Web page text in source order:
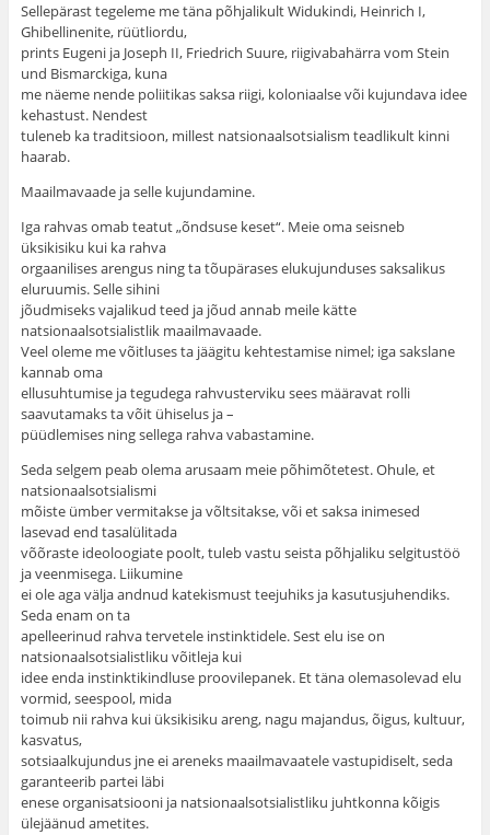
Sellepärast tegeleme me täna põhjalikult Widukindi, Heinrich I,
Ghibellinenite, rüütliordu,
prints Eugeni ja Joseph II, Friedrich Suure, riigivabahärra vom Stein
und Bismarckiga, kuna
me näeme nende poliitikas saksa riigi, koloniaalse või kujundava idee
kehastust. Nendest
tuleneb ka traditsioon, millest natsionaalsotsialism teadlikult kinni
haarab.
Maailmavaade ja selle kujundamine.
Iga rahvas omab teatut „õndsuse keset“. Meie oma seisneb
üksikisiku kui ka rahva
orgaanilises arengus ning ta tõupärases elukujunduses saksalikus
eluruumis. Selle sihini
jõudmiseks vajalikud teed ja jõud annab meile kätte
natsionaalsotsialistlik maailmavaade.
Veel oleme me võitluses ta jäägitu kehtestamise nimel; iga sakslane
kannab oma
ellusuhtumise ja tegudega rahvusterviku sees määravat rolli
saavutamaks ta võit ühiselus ja –
püüdlemises ning sellega rahva vabastamine.
Seda selgem peab olema arusaam meie põhimõtetest. Ohule, et
natsionaalsotsialismi
mõiste ümber vermitakse ja võltsitakse, või et saksa inimesed
lasevad end tasalülitada
võõraste ideoloogiate poolt, tuleb vastu seista põhjaliku selgitustöö
ja veenmisega. Liikumine
ei ole aga välja andnud katekismust teejuhiks ja kasutusjuhendiks.
Seda enam on ta
apelleerinud rahva tervetele instinktidele. Sest elu ise on
natsionaalsotsialistliku võitleja kui
idee enda instinktikindluse proovilepanek. Et täna olemasolevad elu
vormid, seespool, mida
toimub nii rahva kui üksikisiku areng, nagu majandus, õigus, kultuur,
kasvatus,
sotsiaalkujundus jne ei areneks maailmavaatele vastupidiselt, seda
garanteerib partei läbi
enese organisatsiooni ja natsionaalsotsialistliku juhtkonna kõigis
ülejäänud ametites.